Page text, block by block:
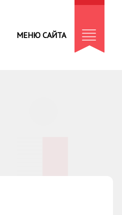
МЕНЮ САЙТА